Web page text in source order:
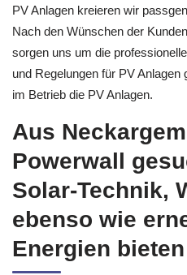
Darüber hinaus offerieren wir für
PV Anlagen kreieren wir
Nach den Wünschen der
sorgen uns um die
im Betrieb die PV Anlagen.
Aus
Powerwall
Solar-Technik,
ebenso wie